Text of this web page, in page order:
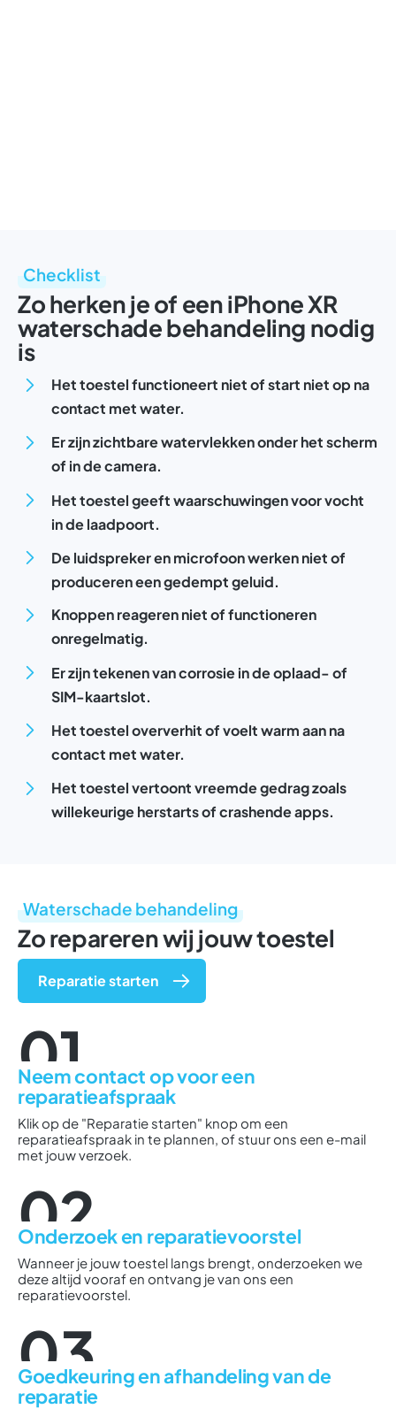
Checklist
Zo herken je of een iPhone XR
waterschade behandeling nodig
is
Het toestel functioneert niet of start niet op na
contact met water.
Er zijn zichtbare watervlekken onder het scherm
of in de camera.
Het toestel geeft waarschuwingen voor vocht
in de laadpoort.
De luidspreker en microfoon werken niet of
produceren een gedempt geluid.
Knoppen reageren niet of functioneren
onregelmatig.
Er zijn tekenen van corrosie in de oplaad- of
SIM-kaartslot.
Het toestel oververhit of voelt warm aan na
contact met water.
Het toestel vertoont vreemde gedrag zoals
willekeurige herstarts of crashende apps.
Waterschade behandeling
Zo repareren wij jouw toestel
Reparatie starten
01
Neem contact op voor een
reparatieafspraak
Klik op de "Reparatie starten" knop om een
reparatieafspraak in te plannen, of stuur ons een e-mail
met jouw verzoek.
02
Onderzoek en reparatievoorstel
Wanneer je jouw toestel langs brengt, onderzoeken we
deze altijd vooraf en ontvang je van ons een
reparatievoorstel.
03
Goedkeuring en afhandeling van de
reparatie